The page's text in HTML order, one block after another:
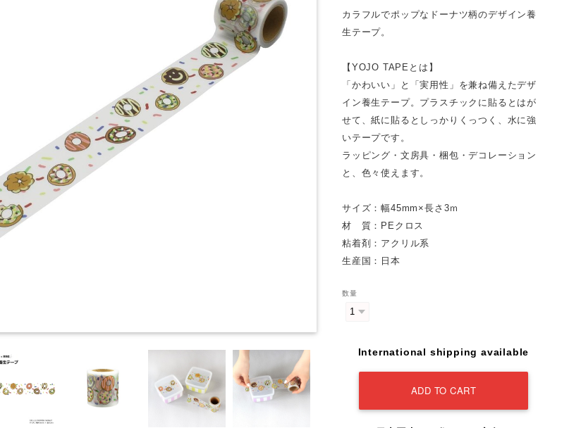
カラフルでポップなドーナツ柄のデザイン養
生テープ。
【YOJO TAPEとは】
「かわいい」と「実用性」を兼ね備えたデザ
イン養生テープ。プラスチックに貼るとはが
せて、紙に貼るとしっかりくっつく、水に強
いテープです。
ラッピング・文房具・梱包・デコレーション
と、色々使えます。
サイズ：幅45mm×長さ3ｍ
材 質：PEクロス
粘着剤：アクリル系
生産国：日本
数量
International shipping available
ADD TO CART